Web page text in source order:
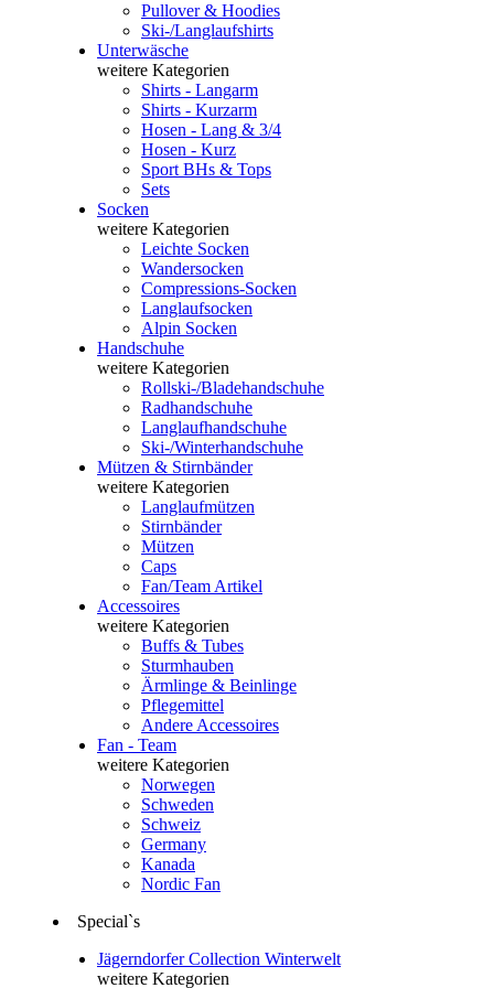
Pullover & Hoodies
Ski-/Langlaufshirts
Unterwäsche
weitere Kategorien
Shirts - Langarm
Shirts - Kurzarm
Hosen - Lang & 3/4
Hosen - Kurz
Sport BHs & Tops
Sets
Socken
weitere Kategorien
Leichte Socken
Wandersocken
Compressions-Socken
Langlaufsocken
Alpin Socken
Handschuhe
weitere Kategorien
Rollski-/Bladehandschuhe
Radhandschuhe
Langlaufhandschuhe
Ski-/Winterhandschuhe
Mützen & Stirnbänder
weitere Kategorien
Langlaufmützen
Stirnbänder
Mützen
Caps
Fan/Team Artikel
Accessoires
weitere Kategorien
Buffs & Tubes
Sturmhauben
Ärmlinge & Beinlinge
Pflegemittel
Andere Accessoires
Fan - Team
weitere Kategorien
Norwegen
Schweden
Schweiz
Germany
Kanada
Nordic Fan
Special`s
Jägerndorfer Collection Winterwelt
weitere Kategorien